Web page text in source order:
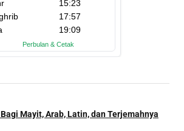
Mayit, Arab, Latin, dan Terjemahnya